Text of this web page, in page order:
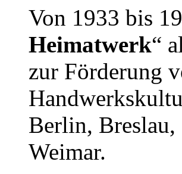
Von 1933 bis
Heimatwerk“
zur Förderung
Berlin, Breslau,
Weimar.